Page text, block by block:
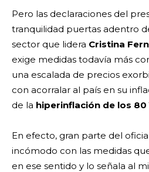
Pero las declaraciones del
tranquilidad puertas adentro
sector que lidera Cristina
exige medidas todavía más
una escalada de precios
con acorralar al país en su
de la hiperinflación de los
En efecto, gran parte del
incómodo con las medidas
en ese sentido y lo señala al